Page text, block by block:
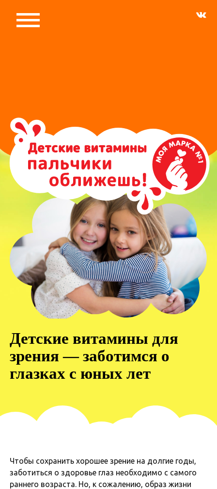
Детские витамины для
зрения — заботимся о
глазках с юных лет
Чтобы сохранить хорошее зрение на долгие годы,
заботиться о здоровье глаз необходимо с самого
раннего возраста. Но, к сожалению, образ жизни